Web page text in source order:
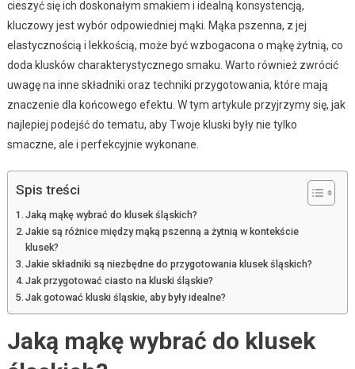
cieszyć się ich doskonałym smakiem i idealną konsystencją,
kluczowy jest wybór odpowiedniej mąki. Mąka pszenna, z jej
elastycznością i lekkością, może być wzbogacona o mąkę żytnią, co
doda klusków charakterystycznego smaku. Warto również zwrócić
uwagę na inne składniki oraz techniki przygotowania, które mają
znaczenie dla końcowego efektu. W tym artykule przyjrzymy się, jak
najlepiej podejść do tematu, aby Twoje kluski były nie tylko
smaczne, ale i perfekcyjnie wykonane.
Spis treści
Jaką mąkę wybrać do klusek śląskich?
Jakie są różnice między mąką pszenną a żytnią w kontekście
klusek?
Jakie składniki są niezbędne do przygotowania klusek śląskich?
Jak przygotować ciasto na kluski śląskie?
Jak gotować kluski śląskie, aby były idealne?
Jaką mąkę wybrać do klusek